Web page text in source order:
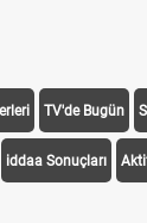
TV'de Bugün
iddaa Sonuçları